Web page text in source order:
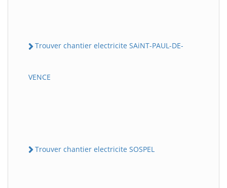
Trouver chantier electricite SAiNT-PAUL-DE-
VENCE
Trouver chantier electricite SOSPEL